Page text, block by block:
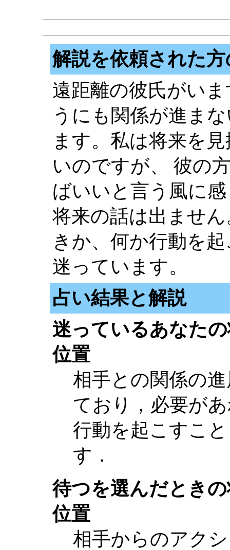
解説を依頼された
遠距離の彼氏がい
うにも関係が進ま
ます。私は将来を
いのですが、 彼の
ばいいと言う風に
将来の話は出ませ
きか、何か行動を
迷っています。
占い結果と解説
迷っているあなた
位置
相手との関係の
ており，必要が
行動を起こすこ
す．
待つを選んだとき
位置
相手からのアク